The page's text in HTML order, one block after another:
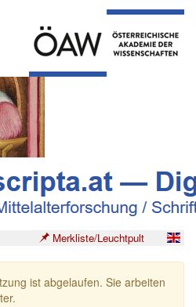
Merkliste/Leuchtpult
ist abgelaufen. Sie arbeiten